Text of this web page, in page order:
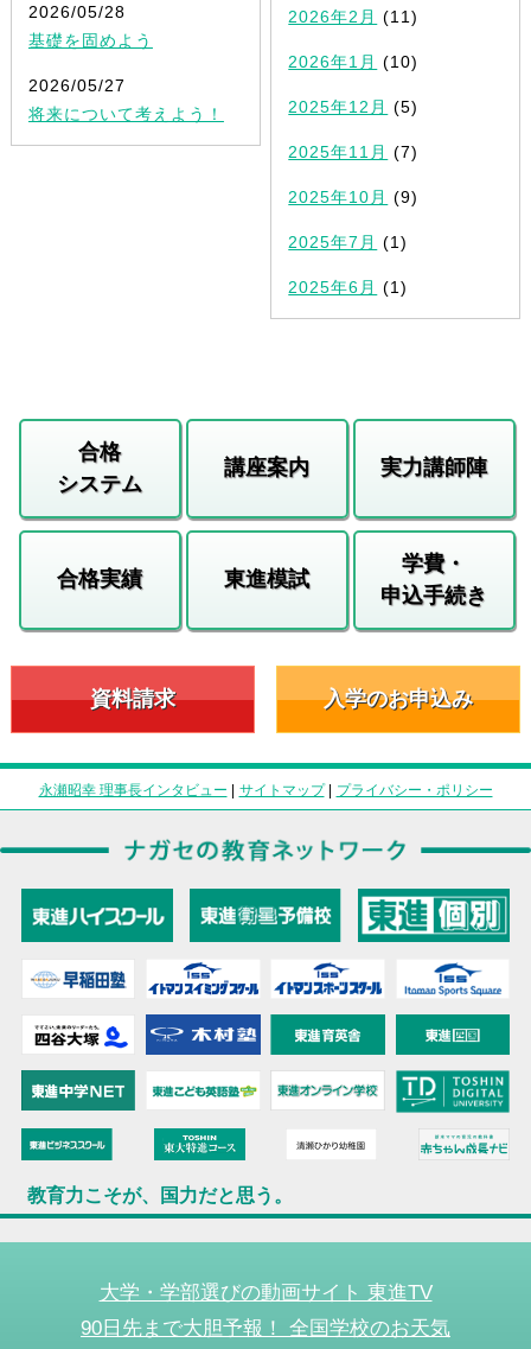
2026/05/28
基礎を固めよう
2026/05/27
将来について考えよう！
2026年2月 (11)
2026年1月 (10)
2025年12月 (5)
2025年11月 (7)
2025年10月 (9)
2025年7月 (1)
2025年6月 (1)
合格
システム
講座案内 実力講師陣
合格実績 東進模試
学費・
申込手続き
資料請求 入学のお申込み
永瀬昭幸 理事長インタビュー | サイトマップ| プライバシー・ポリシー
教育力こそが、国力だと思う。
大学・学部選びの動画サイト 東進TV
90日先まで大胆予報！ 全国学校のお天気